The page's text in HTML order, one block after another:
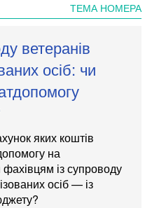
ТЕМА НОМЕРА
ветеранів
осіб: чи
яких коштів
на
із супроводу
осіб — із